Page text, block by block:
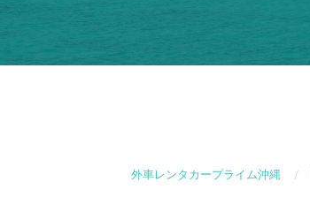
外車レンタカープライム沖縄 /